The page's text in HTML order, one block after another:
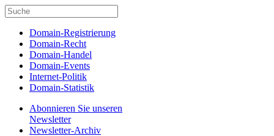
Domain-Registrierung
Domain-Recht
Domain-Handel
Domain-Events
Internet-Politik
Domain-Statistik
Abonnieren Sie unseren
Newsletter
Newsletter-Archiv